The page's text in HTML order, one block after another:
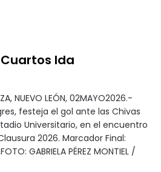
Ida
NUEVO LEÓN, 02MAYO2026.-
festeja el gol ante las Chivas
Universitario, en el encuentro
2026. Marcador Final:
GABRIELA PÉREZ MONTIEL /